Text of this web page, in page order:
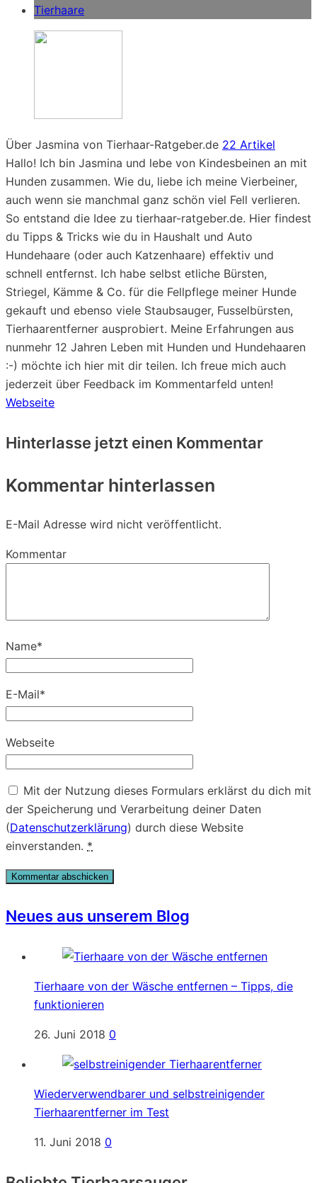
Tierhaare
Über Jasmina von Tierhaar-Ratgeber.de 22 Artikel
Hallo! Ich bin Jasmina und lebe von Kindesbeinen an mit
Hunden zusammen. Wie du, liebe ich meine Vierbeiner,
auch wenn sie manchmal ganz schön viel Fell verlieren.
So entstand die Idee zu tierhaar-ratgeber.de. Hier findest
du Tipps & Tricks wie du in Haushalt und Auto
Hundehaare (oder auch Katzenhaare) effektiv und
schnell entfernst. Ich habe selbst etliche Bürsten,
Striegel, Kämme & Co. für die Fellpflege meiner Hunde
gekauft und ebenso viele Staubsauger, Fusselbürsten,
Tierhaarentferner ausprobiert. Meine Erfahrungen aus
nunmehr 12 Jahren Leben mit Hunden und Hundehaaren
:-) möchte ich hier mit dir teilen. Ich freue mich auch
jederzeit über Feedback im Kommentarfeld unten!
Webseite
Hinterlasse jetzt einen Kommentar
Kommentar hinterlassen
E-Mail Adresse wird nicht veröffentlicht.
Kommentar
Name*
E-Mail*
Webseite
Mit der Nutzung dieses Formulars erklärst du dich mit
der Speicherung und Verarbeitung deiner Daten
(Datenschutzerklärung) durch diese Website
einverstanden. *
Neues aus unserem Blog
Tierhaare von der Wäsche entfernen – Tipps, die
funktionieren
26. Juni 2018 0
Wiederverwendbarer und selbstreinigender
Tierhaarentferner im Test
11. Juni 2018 0